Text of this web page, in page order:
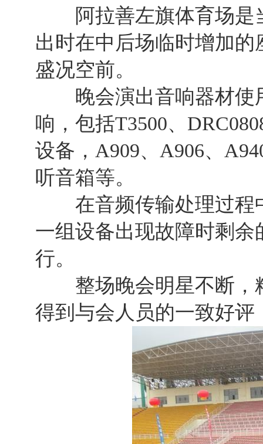
阿拉善左旗体育场是
出时在中后场临时增加
盛况空前。
晚会演出音响器材使
响，包括T3500、
设备，A909、A906、
听音箱等。
在音频传输处理过程
一组设备出现故障时剩
行。
整场晚会明星不断，
得到与会人员的一致好评